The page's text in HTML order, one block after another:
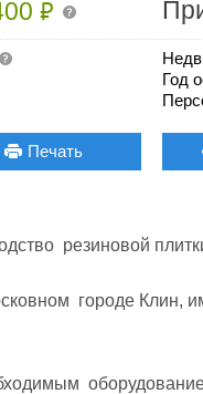
₽
Год
Печать
резиновой
городе Клин,